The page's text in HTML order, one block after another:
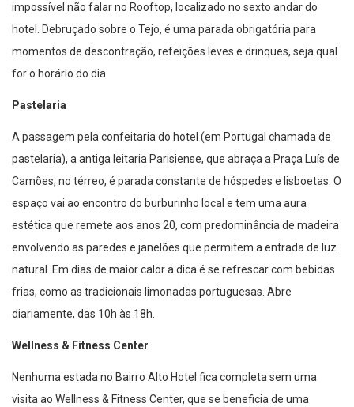
impossível não falar no Rooftop, localizado no sexto andar do
hotel. Debruçado sobre o Tejo, é uma parada obrigatória para
momentos de descontração, refeições leves e drinques, seja qual
for o horário do dia.
Pastelaria
A passagem pela confeitaria do hotel (em Portugal chamada de
pastelaria), a antiga leitaria Parisiense, que abraça a Praça Luís de
Camões, no térreo, é parada constante de hóspedes e lisboetas. O
espaço vai ao encontro do burburinho local e tem uma aura
estética que remete aos anos 20, com predominância de madeira
envolvendo as paredes e janelões que permitem a entrada de luz
natural. Em dias de maior calor a dica é se refrescar com bebidas
frias, como as tradicionais limonadas portuguesas. Abre
diariamente, das 10h às 18h.
Wellness & Fitness Center
Nenhuma estada no Bairro Alto Hotel fica completa sem uma
visita ao Wellness & Fitness Center, que se beneficia de uma